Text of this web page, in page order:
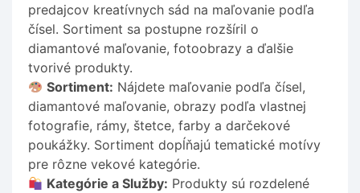
predajcov kreatívnych sád na maľovanie podľa
čísel. Sortiment sa postupne rozšíril o
diamantové maľovanie, fotoobrazy a ďalšie
tvorivé produkty.
Sortiment: Nájdete maľovanie podľa čísel,
diamantové maľovanie, obrazy podľa vlastnej
fotografie, rámy, štetce, farby a darčekové
poukážky. Sortiment dopĺňajú tematické motívy
pre rôzne vekové kategórie.
Kategórie a Služby: Produkty sú rozdelené